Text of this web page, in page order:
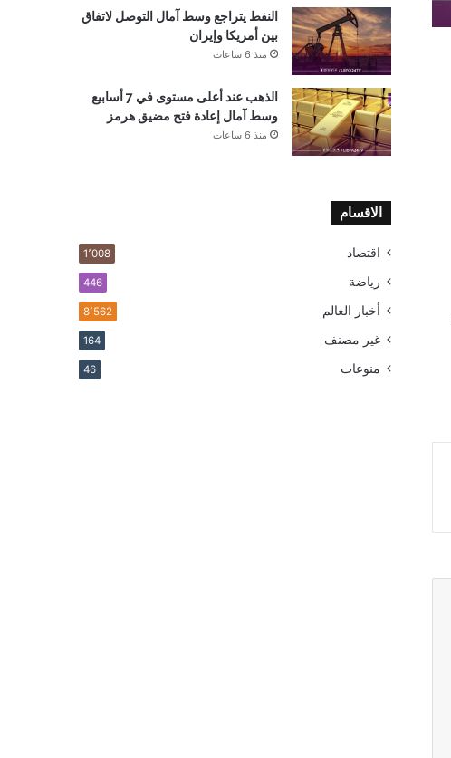
النفط يتراجع وسط آمال التوصل لاتفاق
بين أمريكا وإيران
منذ 6 ساعات
الذهب عند أعلى مستوى في 7 أسابيع
وسط آمال إعادة فتح مضيق هرمز
منذ 6 ساعات
الاقسام
اقتصاد 1٬008
رياضة 446
أخبار العالم 8٬562
غير مصنف 164
منوعات 46